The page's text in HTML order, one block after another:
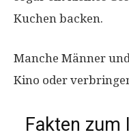
Kuchen backen.
Manche Männer
Kino oder
Fakten zum